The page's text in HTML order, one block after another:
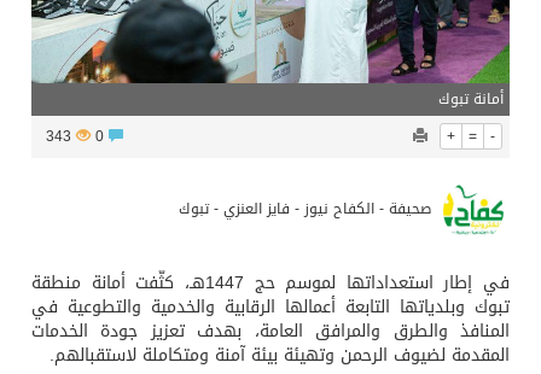
أمانة تبوك
+ = -
343
صحيفة - الكفاح نيوز - فايز العنزي - تبوك
في إطار استعداداتها لموسم حج 1447هـ، كثّفت أمانة منطقة
تبوك وبلدياتها التابعة أعمالها الرقابية والخدمية والتطوعية في
المنافذ والطرق والمرافق العامة، بهدف تعزيز جودة الخدمات
المقدمة لضيوف الرحمن وتهيئة بيئة آمنة ومتكاملة لاستقبالهم.